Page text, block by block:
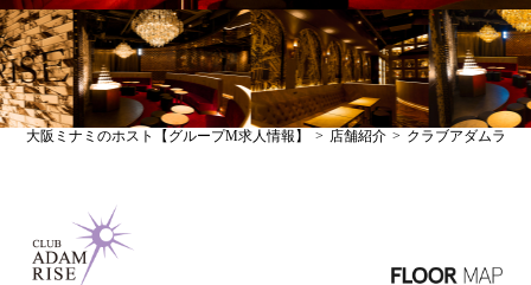
大阪ミナミのホスト【グループM求人情報】 店舗紹介 クラブアダムライ